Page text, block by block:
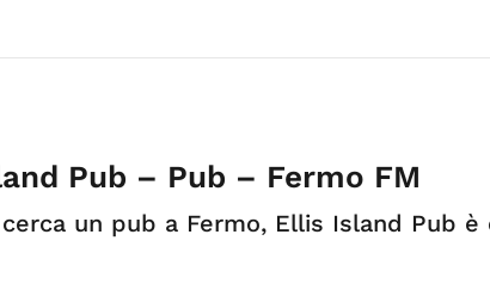
Pub – Pub – Fermo FM
un pub a Fermo, Ellis Island Pub è